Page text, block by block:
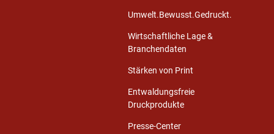
Umwelt.Bewusst.Gedruckt.
Wirtschaftliche Lage &
Branchendaten
Stärken von Print
Entwaldungsfreie
Druckprodukte
Presse-Center